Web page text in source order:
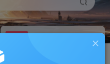
工作流主页